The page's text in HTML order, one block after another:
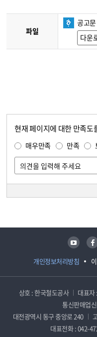
파일
공고
다운
현재 페이지에 대한 만족도
매우만족 만족
개인정보처리방침
유튜브 페이스북
상호 : 한국철도공사 대표자
통신판매업
대전광역시 동구 중앙로 240
대표전화 : 042-